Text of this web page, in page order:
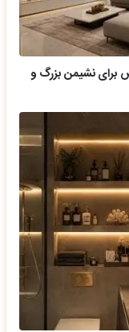
برای نشیمن بزرگ و